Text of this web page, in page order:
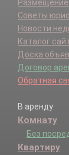
Советы
Новости
Каталог
Доска
Договор
Обратная
В аренду:
Комнату
Без
Квартиру